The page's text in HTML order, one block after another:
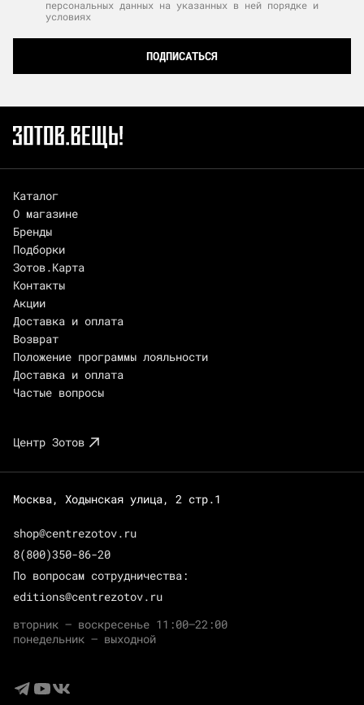
персональных данных на указанных в ней порядке и
условиях
ПОДПИСАТЬСЯ
Каталог
О магазине
Бренды
Подборки
Зотов.Карта
Контакты
Акции
Доставка и оплата
Возврат
Положение программы лояльности
Доставка и оплата
Частые вопросы
Центр Зотов
Москва, Ходынская улица, 2 стр.1
shop@centrezotov.ru
8(800)350-86-20
По вопросам сотрудничества:
editions@centrezotov.ru
вторник — воскресенье 11:00–22:00
понедельник — выходной